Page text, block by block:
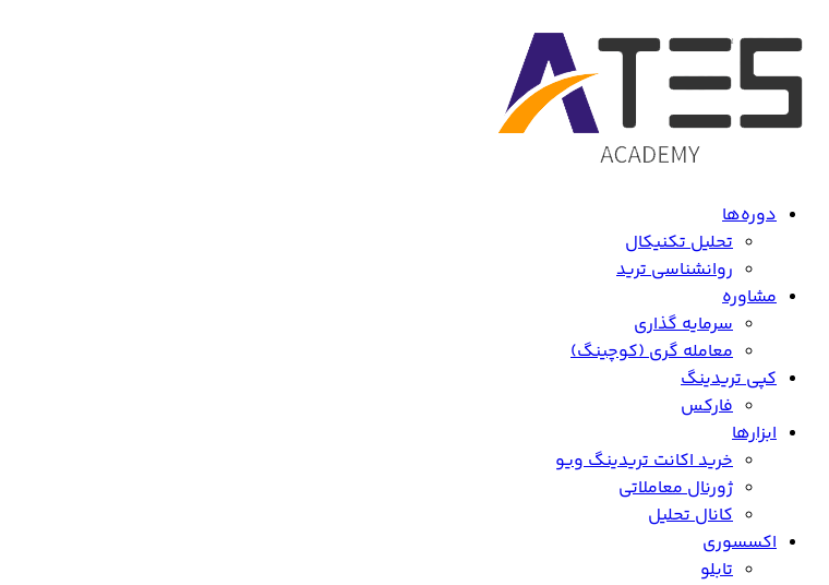
دوره‌ها
تحلیل تکنیکال
روانشناسی ترید
مشاوره
سرمایه گذاری
معامله گری (کوچینگ)
کپی تریدینگ
فارکس
ابزارها
خرید اکانت تریدینگ ویو
ژورنال معاملاتی
کانال تحلیل
اکسسوری
تابلو